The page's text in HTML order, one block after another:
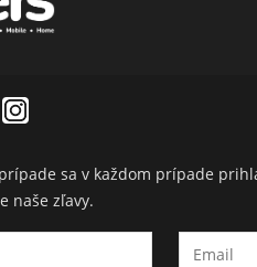
sa v každom prípade
naše zľavy.